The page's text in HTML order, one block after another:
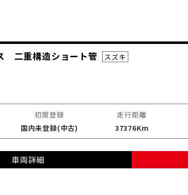
二重構造ショート管 スズキ
初度登録
国内未登録(中古)
走行距離
37376Km
車両詳細